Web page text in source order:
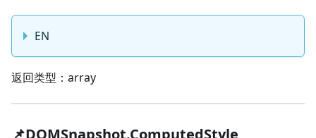
EN
返回类型：array
📌DOMSnapshot.ComputedStyle